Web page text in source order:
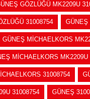
GÖZLÜĞÜ MK2209U
31008754 GÜNEŞ
GÜNEŞ MİCHAELKORS
MİCHAELKORS MK2209U
31008754
31008754 GÜNEŞ